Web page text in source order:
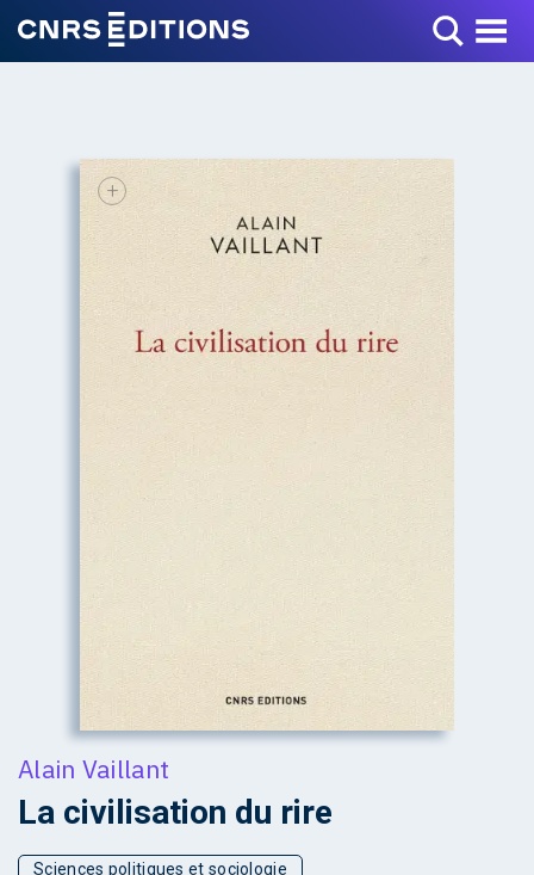
Toggle Menu
+
Alain Vaillant
La civilisation du rire
Sciences politiques et sociologie